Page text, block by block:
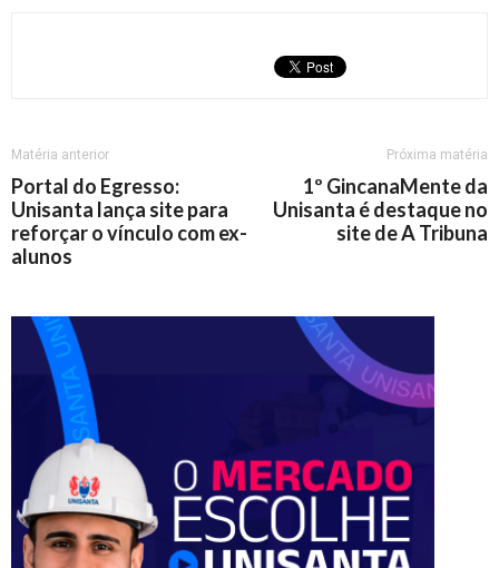
Matéria anterior
Portal do Egresso:
Unisanta lança site para
reforçar o vínculo com ex-
alunos
Próxima matéria
1º GincanaMente da
Unisanta é destaque no
site de A Tribuna